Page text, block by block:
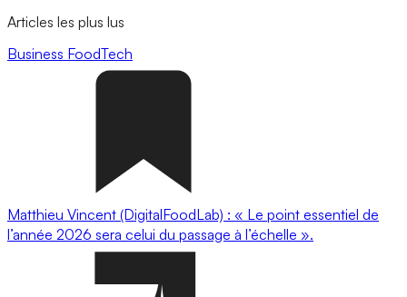
Articles les plus lus
Business FoodTech
Matthieu Vincent (DigitalFoodLab) : « Le point essentiel de
l’année 2026 sera celui du passage à l’échelle ».